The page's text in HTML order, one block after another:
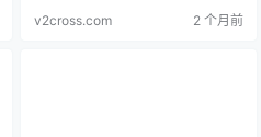
v2cross.com 2 个月前